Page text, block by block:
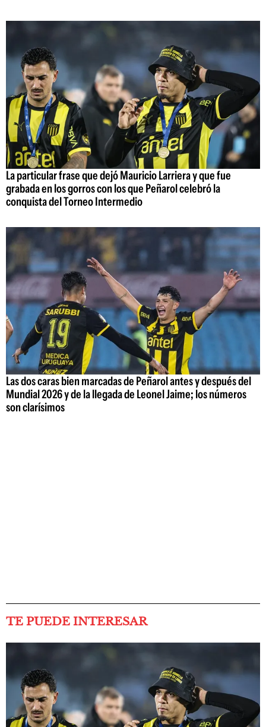
La particular frase que dejó Mauricio Larriera y que fue
grabada en los gorros con los que Peñarol celebró la
conquista del Torneo Intermedio
Las dos caras bien marcadas de Peñarol antes y después del
Mundial 2026 y de la llegada de Leonel Jaime; los números
son clarísimos
TE PUEDE INTERESAR